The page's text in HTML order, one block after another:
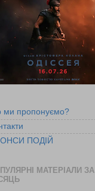
ми пропонуємо?
ПОДІЙ
МАТЕРІАЛИ ЗА